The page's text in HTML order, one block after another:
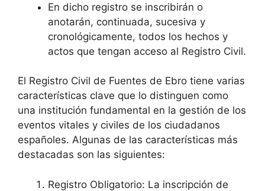
En dicho registro se inscribirán o
anotarán, continuada, sucesiva y
cronológicamente, todos los hechos y
actos que tengan acceso al Registro Civil.
El Registro Civil de Fuentes de Ebro tiene varias
características clave que lo distinguen como
una institución fundamental en la gestión de los
eventos vitales y civiles de los ciudadanos
españoles. Algunas de las características más
destacadas son las siguientes:
Registro Obligatorio: La inscripción de